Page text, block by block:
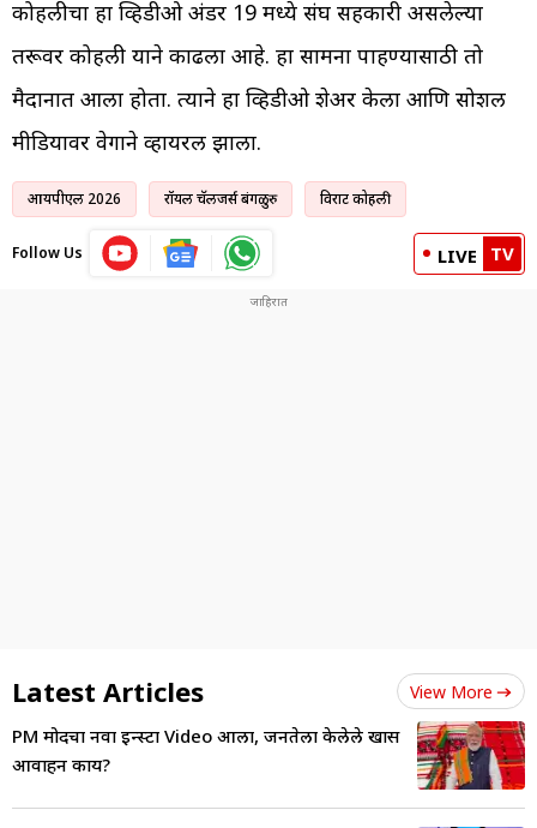
कोहलीचा हा व्हिडीओ अंडर 19 मध्ये संघ सहकारी असलेल्या
तरूवर कोहली याने काढला आहे. हा सामना पाहण्यासाठी तो
मैदानात आला होता. त्याने हा व्हिडीओ शेअर केला आणि सोशल
मीडियावर वेगाने व्हायरल झाला.
आयपीएल 2026 रॉयल चॅलेंजर्स बंगळुरु विराट कोहली
Follow Us LIVE TV
Latest Articles View More
PM मोदींचा नवा इन्स्टा Video आला, जनतेला केलेले खास
आवाहन काय?